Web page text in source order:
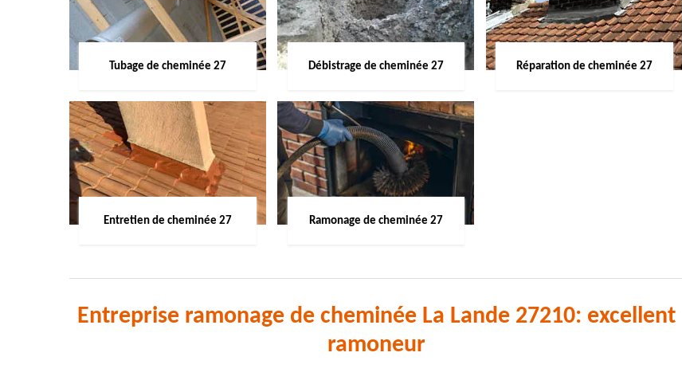
Tubage de cheminée 27 Débistrage de cheminée 27 Réparation de cheminée 27
Entretien de cheminée 27 Ramonage de cheminée 27
Entreprise ramonage de cheminée La Lande 27210: excellent
ramoneur